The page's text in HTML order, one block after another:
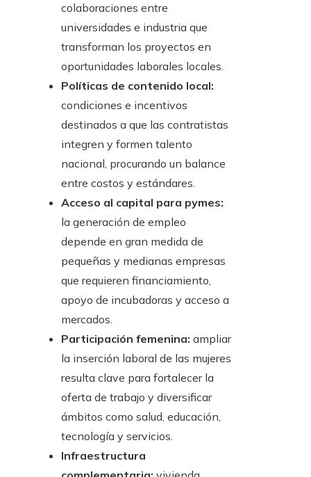
colaboraciones entre
universidades e industria que
transforman los proyectos en
oportunidades laborales locales.
Políticas de contenido local:
condiciones e incentivos
destinados a que las contratistas
integren y formen talento
nacional, procurando un balance
entre costos y estándares.
Acceso al capital para pymes:
la generación de empleo
depende en gran medida de
pequeñas y medianas empresas
que requieren financiamiento,
apoyo de incubadoras y acceso a
mercados.
Participación femenina: ampliar
la inserción laboral de las mujeres
resulta clave para fortalecer la
oferta de trabajo y diversificar
ámbitos como salud, educación,
tecnología y servicios.
Infraestructura